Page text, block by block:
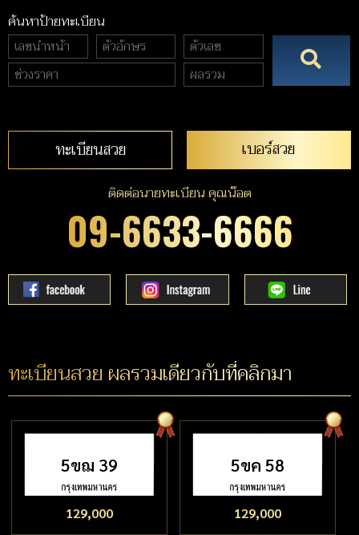
ค้นหาป้ายทะเบียน
ทะเบียนสวย เบอร์สวย
ติดต่อนายทะเบียน คุณน๊อต
09-6633-6666
ทะเบียนสวย ผลรวมเดียวกับที่คลิกมา
5ขฌ 39
129,000
5ขค 58
129,000